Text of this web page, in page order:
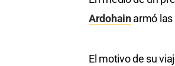
Ardohainarmó las
El motivo de su